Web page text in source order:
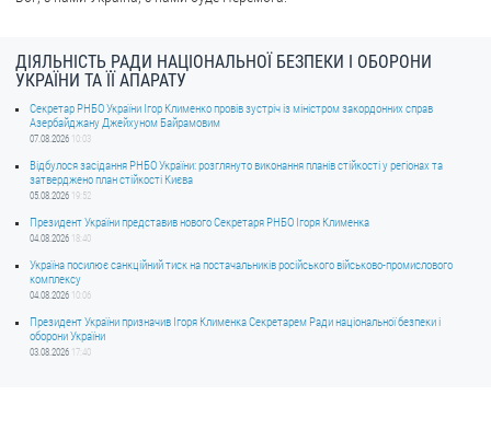
Питання запобігання корупції
Публічні закупівлі
Внутрішній аудит
ДЕРЖАВНИЙ РЕЄСТР САНКЦІЙ
ДІЯЛЬНІСТЬ РАДИ НАЦІОНАЛЬНОЇ БЕЗПЕКИ І ОБОРОНИ
УКРАЇНИ ТА ЇЇ АПАРАТУ
Секретар РНБО України Ігор Клименко провів зустріч із міністром закордонних справ
Азербайджану Джейхуном Байрамовим
07.08.2026 10:03
Відбулося засідання РНБО України: розглянуто виконання планів стійкості у регіонах та
затверджено план стійкості Києва
05.08.2026 19:52
Президент України представив нового Секретаря РНБО Ігоря Клименка
04.08.2026 18:40
Україна посилює санкційний тиск на постачальників російського військово-промислового
комплексу
04.08.2026 10:06
Президент України призначив Ігоря Клименка Секретарем Ради національної безпеки і
оборони України
03.08.2026 17:40